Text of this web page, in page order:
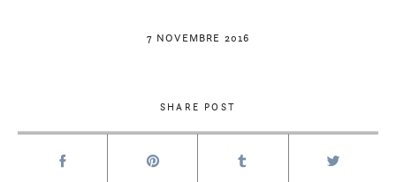
7 NOVEMBRE 2016
SHARE POST